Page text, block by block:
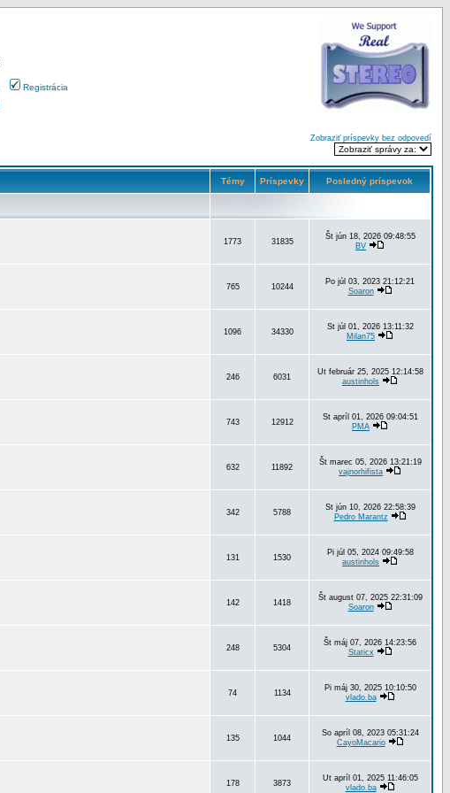
Registrácia
Zobraziť príspevky bez odpovedí
Témy Príspevky Posledný príspevok
1773 31835
Št jún 18, 2026 09:48:55
BV
765 10244
Po júl 03, 2023 21:12:21
Soaron
1096 34330
St júl 01, 2026 13:11:32
Milan75
246 6031
Ut február 25, 2025 12:14:58
austinhols
743 12912
St apríl 01, 2026 09:04:51
PMA
632 11892
Št marec 05, 2026 13:21:19
vajnorhifista
342 5788
St jún 10, 2026 22:58:39
Pedro Marantz
131 1530
Pi júl 05, 2024 09:49:58
austinhols
142 1418
Št august 07, 2025 22:31:09
Soaron
248 5304
Št máj 07, 2026 14:23:56
Staticx
74 1134
Pi máj 30, 2025 10:10:50
vlado.ba
135 1044
So apríl 08, 2023 05:31:24
CayoMacario
178 3873
Ut apríl 01, 2025 11:46:05
vlado.ba